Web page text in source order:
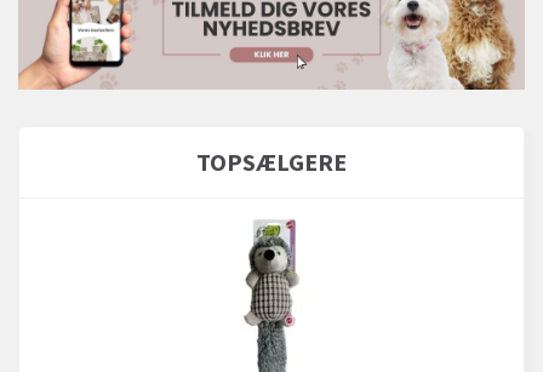
TOPSÆLGERE